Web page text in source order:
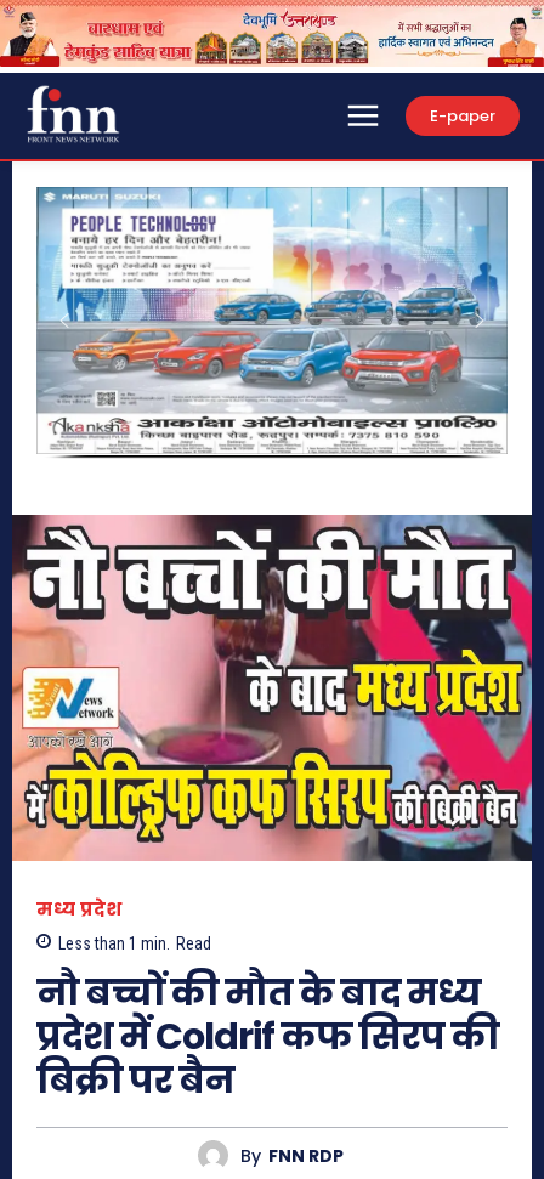
E-paper
मध्य प्रदेश
Less than 1 min. Read
नौ बच्चों की मौत के बाद मध्य
प्रदेश में Coldrif कफ सिरप की
बिक्री पर बैन
By FNN RDP